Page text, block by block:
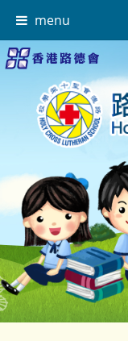
menu